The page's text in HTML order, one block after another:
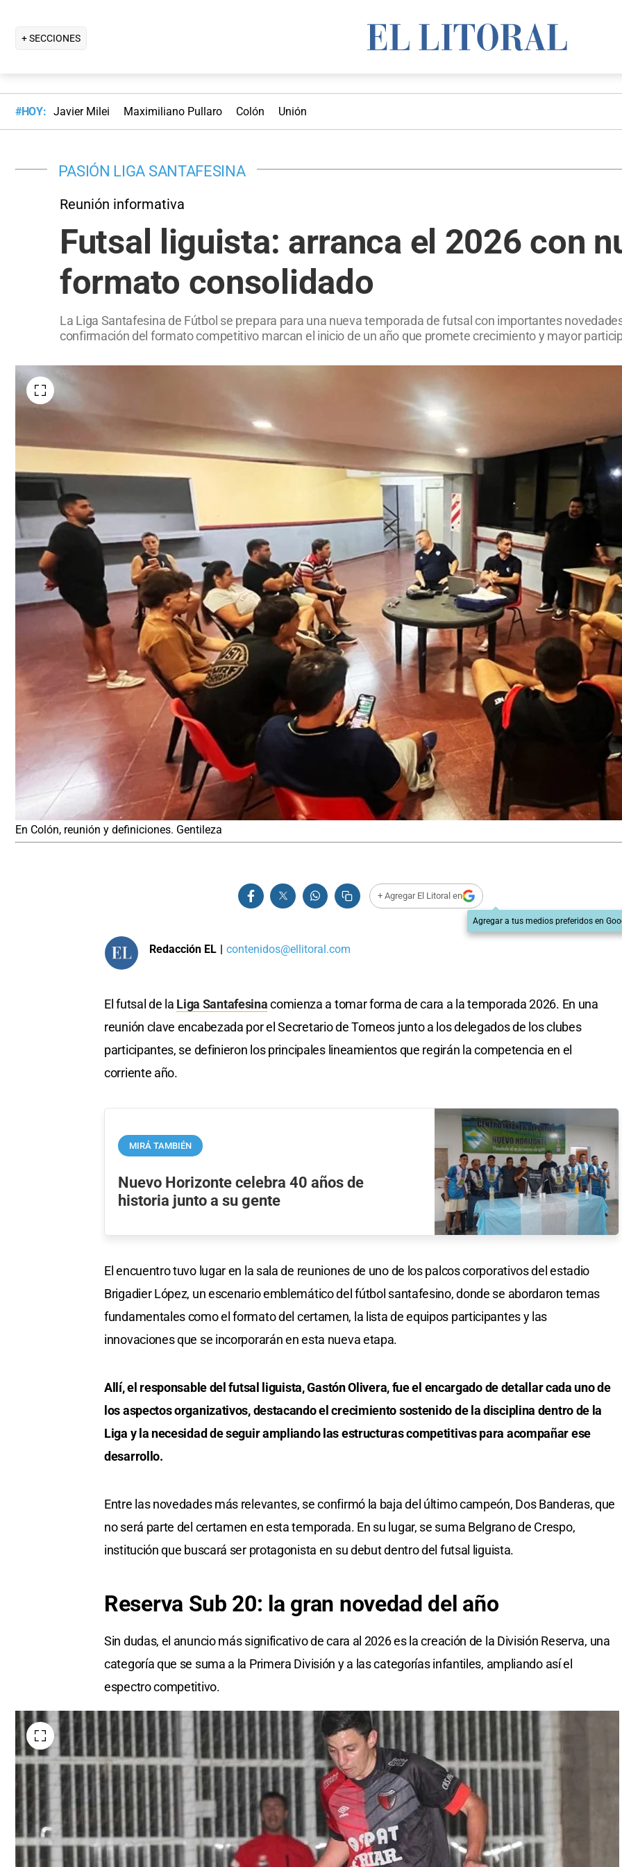
+ SECCIONES
#HOY: Javier Milei Maximiliano Pullaro Colón Unión
PASIÓN LIGA SANTAFESINA
Reunión informativa
Futsal liguista: arranca el 2026 con
formato consolidado
La Liga Santafesina de Fútbol se prepara para una nueva temporada de futsal con importantes
confirmación del formato competitivo marcan el inicio de un año que promete crecimiento y mayor
En Colón, reunión y definiciones. Gentileza
+ Agregar El Litoral en
Agregar a tus medios preferidos en
Redacción EL | contenidos@ellitoral.com
El futsal de la Liga Santafesinacomienza a tomar forma de cara a la temporada 2026. En una
reunión clave encabezada por el Secretario de Torneos junto a los delegados de los clubes
participantes, se definieron los principales lineamientos que regirán la competencia en el
corriente año.
MIRÁ TAMBIÉN
Nuevo Horizonte celebra 40 años de
historia junto a su gente
El encuentro tuvo lugar en la sala de reuniones de uno de los palcos corporativos del estadio
Brigadier López, un escenario emblemático del fútbol santafesino, donde se abordaron temas
fundamentales como el formato del certamen, la lista de equipos participantes y las
innovaciones que se incorporarán en esta nueva etapa.
Allí, el responsable del futsal liguista, Gastón Olivera, fue el encargado de detallar cada uno de
los aspectos organizativos, destacando el crecimiento sostenido de la disciplina dentro de la
Liga y la necesidad de seguir ampliando las estructuras competitivas para acompañar ese
desarrollo.
Entre las novedades más relevantes, se confirmó la baja del último campeón, Dos Banderas, que
no será parte del certamen en esta temporada. En su lugar, se suma Belgrano de Crespo,
institución que buscará ser protagonista en su debut dentro del futsal liguista.
Reserva Sub 20: la gran novedad del año
Sin dudas, el anuncio más significativo de cara al 2026 es la creación de la División Reserva, una
categoría que se suma a la Primera División y a las categorías infantiles, ampliando así el
espectro competitivo.